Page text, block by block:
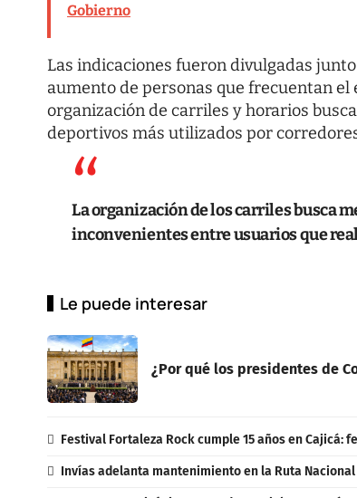
Gobierno
Las indicaciones fueron divulgadas
aumento de personas que frecuentan
organización de carriles y horarios
deportivos más utilizados por
La organización de los carriles busca
inconvenientes entre usuarios que
Le puede interesar
¿Por qué los presidentes de
Festival Fortaleza Rock cumple 15 años en Cajicá:
Invías adelanta mantenimiento en la Ruta